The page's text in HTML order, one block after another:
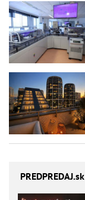
PREDPREDAJ